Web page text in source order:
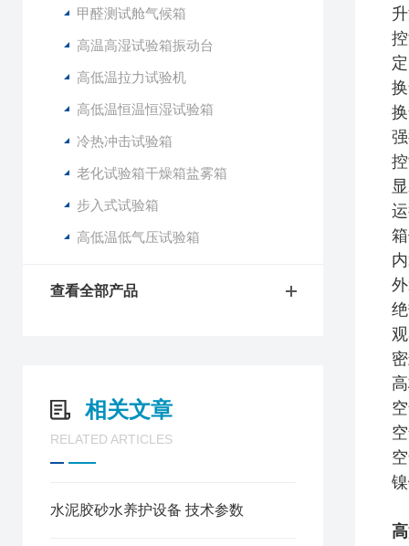
甲醛测试舱气候箱
高温高湿试验箱振动台
高低温拉力试验机
高低温恒温恒湿试验箱
冷热冲击试验箱
老化试验箱干燥箱盐雾箱
步入式试验箱
高低温低气压试验箱
查看全部产品
相关文章
RELATED ARTICLES
水泥胶砂水养护设备 技术参数